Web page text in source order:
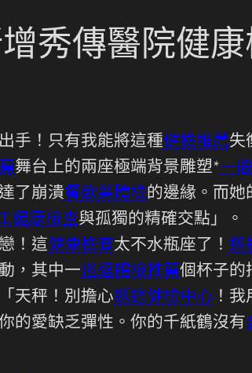
秀傳醫院健
手！只有我能將這種健檢推薦失
舞台上的兩座極端背景雕塑*一
了崩潰餐飲業體檢的邊緣。而她
健康檢查與孤獨的精確交點」。
！這健康檢查太不水瓶座了！ 巡
，其中一巡迴體檢推薦個杯子的
天秤！別擔心巡迴健檢中心 ！
的愛缺乏彈性。你的千紙鶴沒有